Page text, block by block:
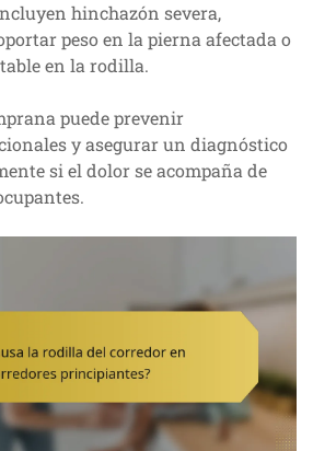
hinchazón severa,
peso en la pierna afectada o
en la rodilla.
puede prevenir
y asegurar un diagnóstico
si el dolor se acompaña de